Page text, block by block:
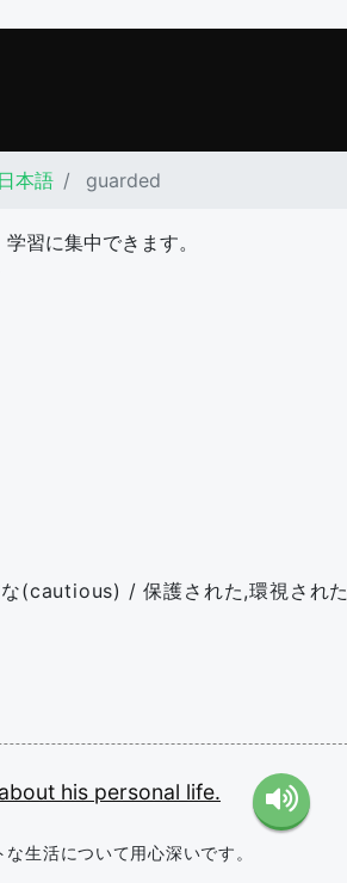
本語 guarded
習に集中できます。
(cautious) / 保護された,環視された
about his personal life.
生活について用心深いです。